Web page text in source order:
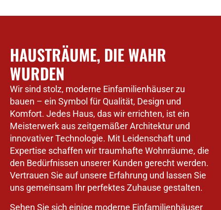
HAUSTRÄUME, DIE WAHR
WURDEN
Wir sind stolz, moderne Einfamilienhäuser zu
bauen – ein Symbol für Qualität, Design und
Komfort. Jedes Haus, das wir errichten, ist ein
Meisterwerk aus zeitgemäßer Architektur und
innovativer Technologie. Mit Leidenschaft und
Expertise schaffen wir traumhafte Wohnräume, die
den Bedürfnissen unserer Kunden gerecht werden.
Vertrauen Sie auf unsere Erfahrung und lassen Sie
uns gemeinsam Ihr perfektes Zuhause gestalten.
Sehen Sie sich einige moderne Einfamilienhäuser